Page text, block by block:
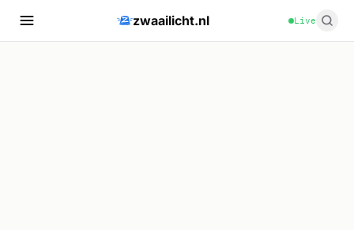
zwaailicht.nl Live